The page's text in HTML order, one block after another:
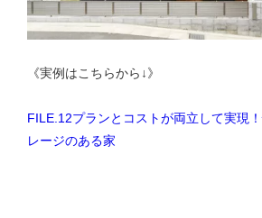
《実例はこちらから↓》
FILE.12プランとコストが両立して実現
レージのある家